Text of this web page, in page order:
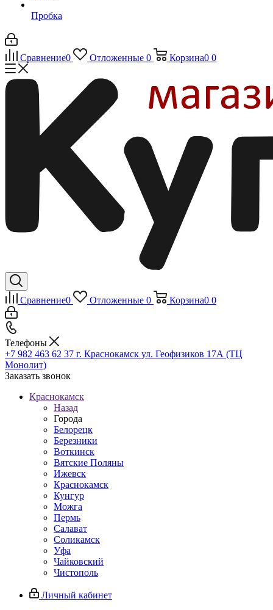
Пробка
Сравнение0 Отложенные 0 Корзина0 0
Сравнение0 Отложенные 0 Корзина0 0
Телефоны
+7 982 463 62 37 г. Краснокамск ул. Геофизиков 17А (ТЦ
Монолит)
Заказать звонок
Краснокамск
Назад
Города
Белорецк
Березники
Воткинск
Вятские Поляны
Ижевск
Краснокамск
Кунгур
Можга
Пермь
Салават
Соликамск
Уфа
Чайковский
Чистополь
Личный кабинет